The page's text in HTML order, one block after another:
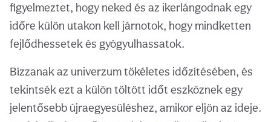
figyelmeztet, hogy neked és az ikerlángodnak egy
időre külön utakon kell járnotok, hogy mindketten
fejlődhessetek és gyógyulhassatok.
Bízzanak az univerzum tökéletes időzítésében, és
tekintsék ezt a külön töltött időt eszköznek egy
jelentősebb újraegyesüléshez, amikor eljön az ideje.